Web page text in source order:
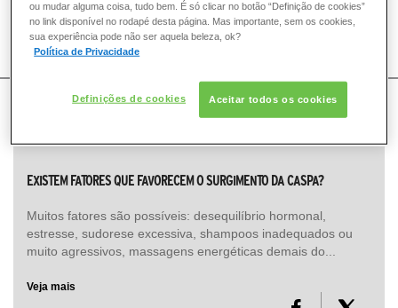
COMO POSSO AJUDAR? DÚVIDAS SOBRE:
VOZ DA BELEZA KÉRASTASE
EXISTEM FATORES QUE FAVORECEM O SURGIMENTO DA CASPA?
Muitos fatores são possíveis: desequilíbrio hormonal,
estresse, sudorese excessiva, shampoos inadequados ou
muito agressivos, massagens energéticas demais do...
Veja mais
ou mudar alguma coisa, tudo bem. É só clicar no botão “Definição de cookies”
no link disponível no rodapé desta página. Mas importante, sem os cookies,
sua experiência pode não ser aquela beleza, ok?
Política de Privacidade
Definições de cookies Aceitar todos os cookies